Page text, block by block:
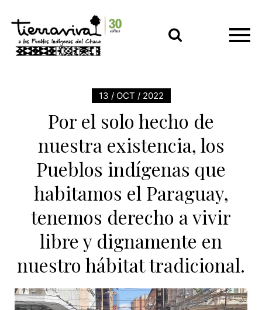
13 / OCT / 2022
Por el solo hecho de
nuestra existencia, los
Pueblos indígenas que
habitamos el Paraguay,
tenemos derecho a vivir
libre y dignamente en
nuestro hábitat tradicional.